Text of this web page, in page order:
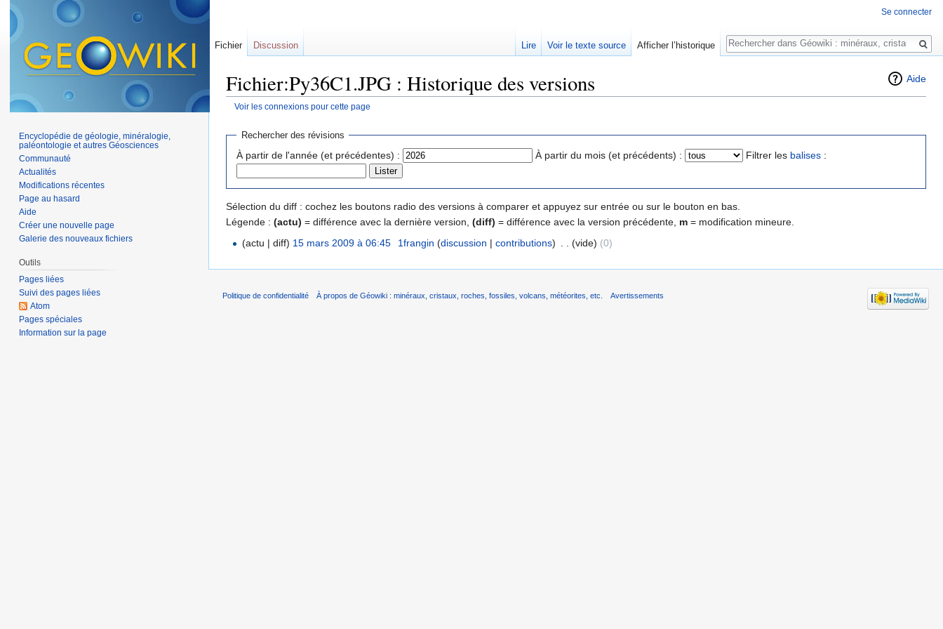
Aide
Fichier:Py36C1.JPG : Historique des versions
Voir les connexions pour cette page
Rechercher des révisions
À partir de l'année (et précédentes) : À partir du mois (et précédents) : Filtrer les balises :
Sélection du diff : cochez les boutons radio des versions à comparer et appuyez sur entrée ou sur le bouton en bas.
Légende : (actu) = différence avec la dernière version, (diff) = différence avec la version précédente, m = modification mineure.
(actu | diff) 15 mars 2009 à 06:45 1frangin (discussion | contributions) (vide) (0)
Se connecter
Fichier Discussion Lire Voir le texte source Afficher l’historique
Rechercher
Encyclopédie de géologie, minéralogie,
paléontologie et autres Géosciences
Communauté
Actualités
Modifications récentes
Page au hasard
Aide
Créer une nouvelle page
Galerie des nouveaux fichiers
Outils
Pages liées
Suivi des pages liées
Atom
Pages spéciales
Information sur la page
Politique de confidentialité À propos de Géowiki : minéraux, cristaux, roches, fossiles, volcans, météorites, etc. Avertissements